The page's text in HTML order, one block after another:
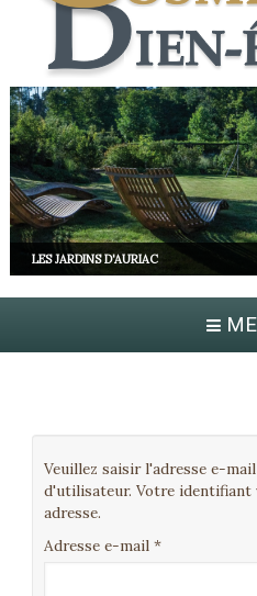
LES JARDINS D'AURIAC
Veuillez saisir l'adresse e-
d'utilisateur. Votre identifiant
adresse.
Adresse e-mail*